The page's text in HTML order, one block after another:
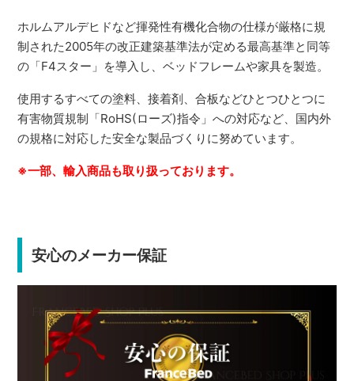
ホルムアルデヒドなど揮発性有機化合物の仕様が厳格に規
制された2005年の改正建築基準法が定める最高基準と同等
の「F4スター」を導入し、ベッドフレームや家具を製造。
使用するすべての塗料、接着剤、合板などひとつひとつに
有害物質規制「RoHS(ローズ)指令」への対応など、国内外
の規格に対応した安全な製品づくりに努めています。
※一部、輸入商品も取り扱っております。
安心のメーカー保証